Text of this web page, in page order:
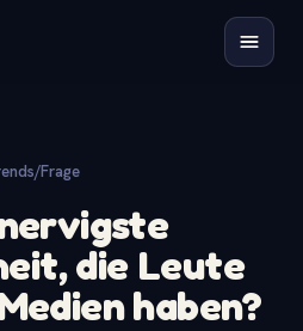
/Frage
die Leute
haben?